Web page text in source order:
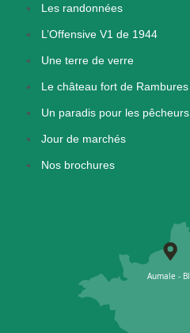
Les randonnées
L’Offensive V1 de 1944
Une terre de verre
Le château fort de Rambures
Un paradis pour les pêcheurs
Jour de marchés
Nos brochures